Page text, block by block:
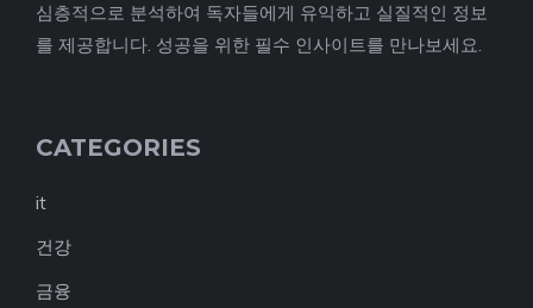
심층적으로 분석하여 독자들에게 유익하고 실질적인 정보
를 제공합니다. 성공을 위한 필수 인사이트를 만나보세요.
CATEGORIES
it
건강
금융